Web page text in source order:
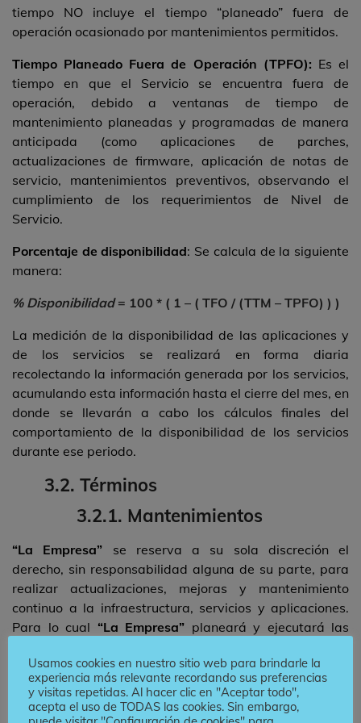
tiempo NO incluye el tiempo “planeado” fuera de
operación ocasionado por mantenimientos permitidos.
Tiempo Planeado Fuera de Operación (TPFO): Es el
tiempo en que el Servicio se encuentra fuera de
operación, debido a ventanas de tiempo de
mantenimiento planeadas y programadas de manera
anticipada (como aplicaciones de parches,
actualizaciones de firmware, aplicación de notas de
servicio, mantenimientos preventivos, observando el
cumplimiento de los requerimientos de Nivel de
Servicio.
Porcentaje de disponibilidad: Se calcula de la siguiente
manera:
% Disponibilidad = 100 * ( 1 – ( TFO / (TTM – TPFO) ) )
La medición de la disponibilidad de las aplicaciones y
de los servicios se realizará en forma diaria
recolectando la información generada por los servicios,
acumulando esta información hasta el cierre del mes, en
donde se llevarán a cabo los cálculos finales del
comportamiento de la disponibilidad de los servicios
durante ese periodo.
3.2. Términos
3.2.1. Mantenimientos
“La Empresa” se reserva a su sola discreción el
derecho, sin responsabilidad alguna de su parte, para
realizar actualizaciones, mejoras y mantenimiento
continuo a la infraestructura, servicios y aplicaciones.
Para lo cual “La Empresa” planeará y ejecutará las
Cliente”será notificado a través de sus canales de
atención (correo electrónico, cambios y actualizaciones
en felco wiki, canal de notificaciones de telegram y/o
Usamos cookies en nuestro sitio web para brindarle la
experiencia más relevante recordando sus preferencias
y visitas repetidas. Al hacer clic en "Aceptar todo",
acepta el uso de TODAS las cookies. Sin embargo,